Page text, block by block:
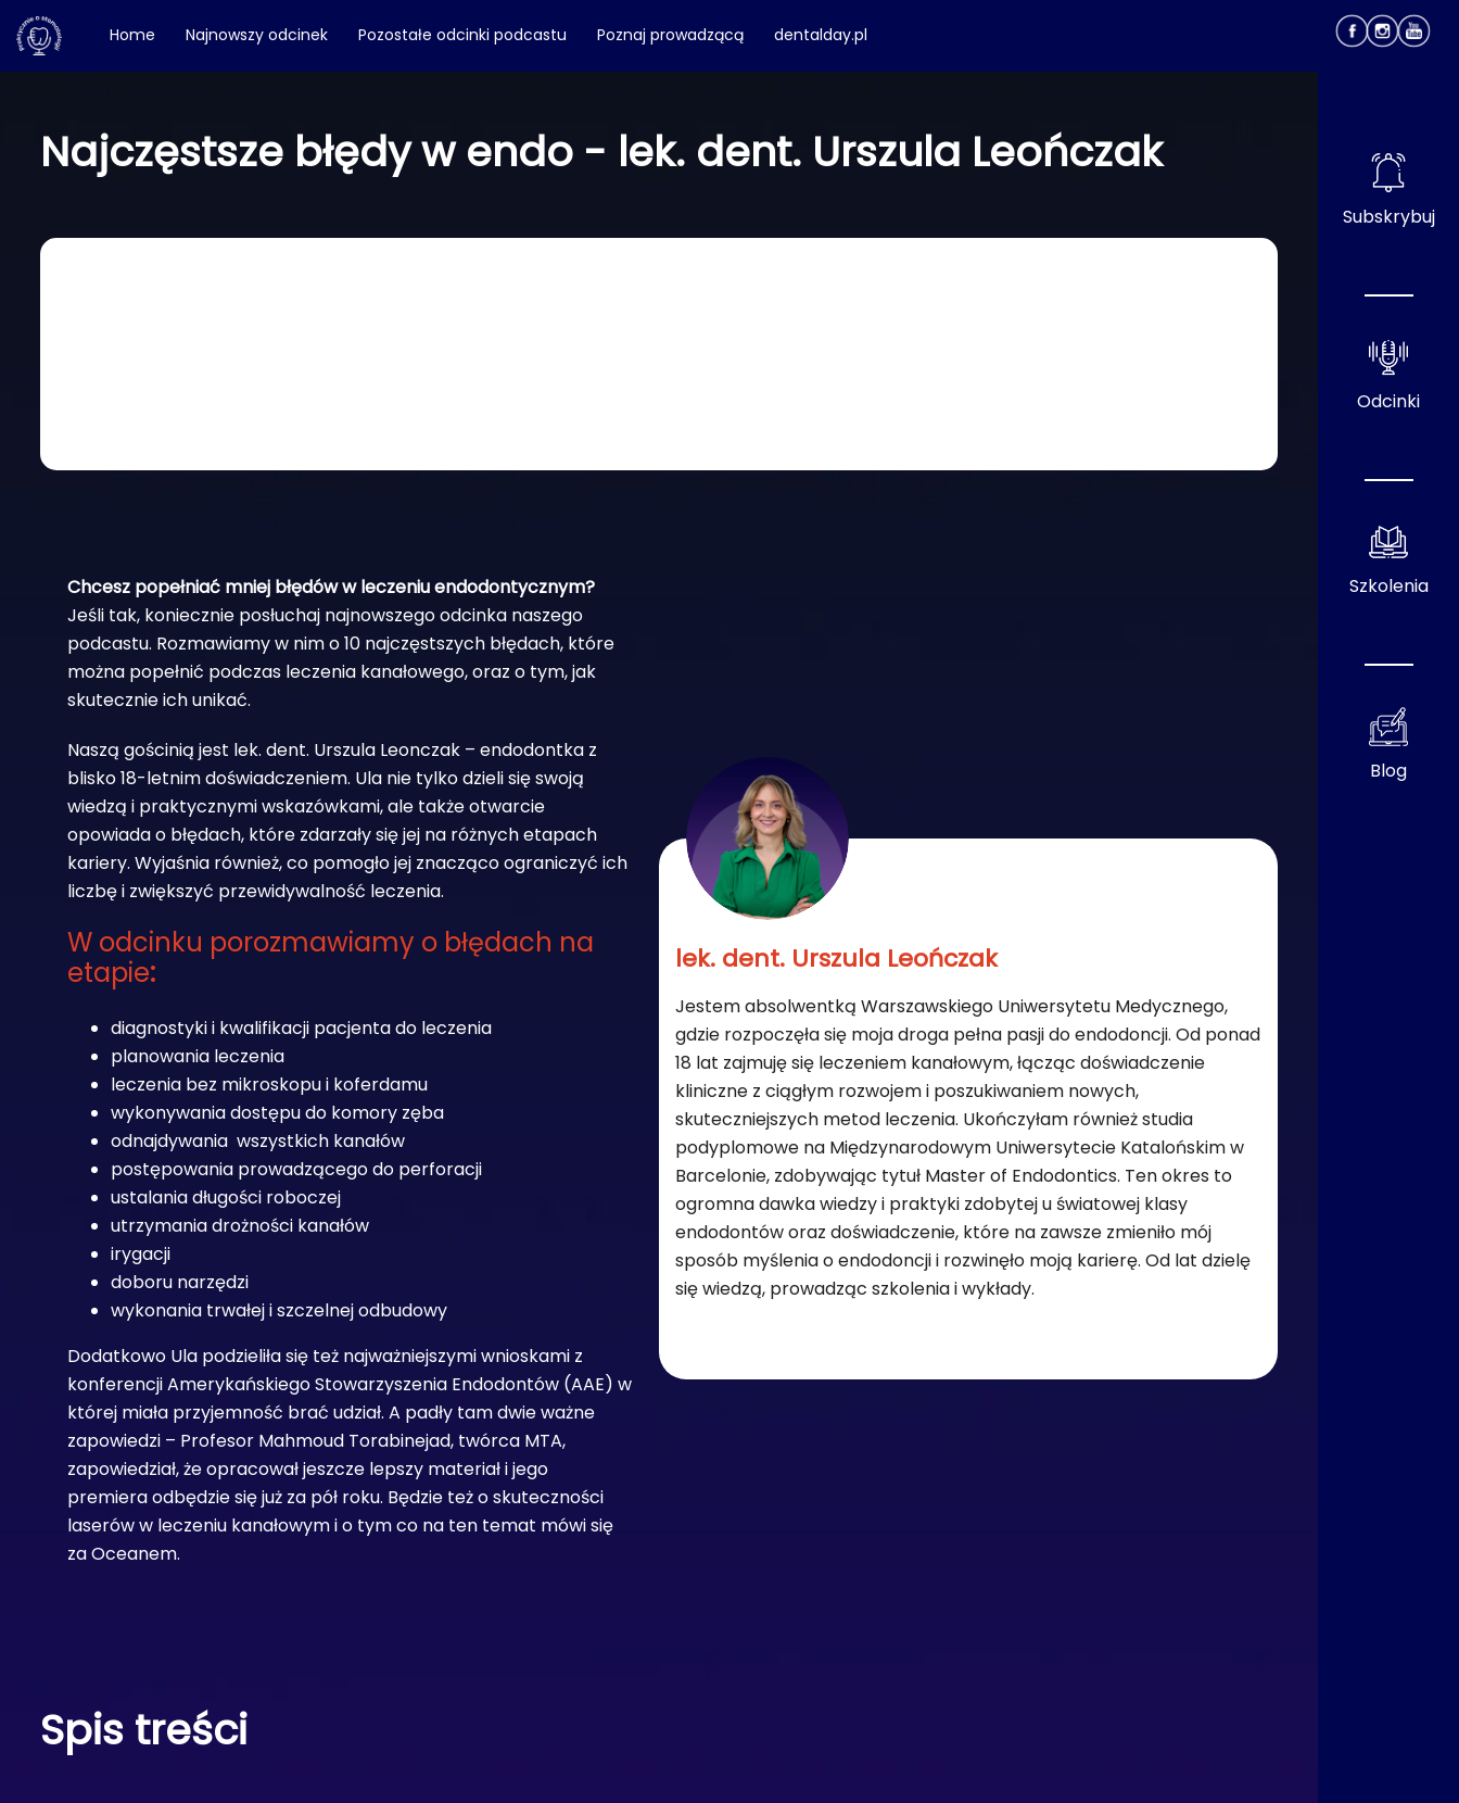
Home Najnowszy odcinek Pozostałe odcinki podcastu Poznaj prowadzącą dentalday.pl
Najczęstsze błędy w endo - lek. dent. Urszula Leończak
Chcesz popełniać mniej błędów w leczeniu endodontycznym?
Jeśli tak, koniecznie posłuchaj najnowszego odcinka naszego
podcastu. Rozmawiamy w nim o 10 najczęstszych błędach, które
można popełnić podczas leczenia kanałowego, oraz o tym, jak
skutecznie ich unikać.
Naszą gościnią jest lek. dent. Urszula Leonczak – endodontka z
blisko 18-letnim doświadczeniem. Ula nie tylko dzieli się swoją
wiedzą i praktycznymi wskazówkami, ale także otwarcie
opowiada o błędach, które zdarzały się jej na różnych etapach
kariery. Wyjaśnia również, co pomogło jej znacząco ograniczyć ich
liczbę i zwiększyć przewidywalność leczenia.
W odcinku porozmawiamy o błędach na
etapie:
diagnostyki i kwalifikacji pacjenta do leczenia
planowania leczenia
leczenia bez mikroskopu i koferdamu
wykonywania dostępu do komory zęba
odnajdywania wszystkich kanałów
postępowania prowadzącego do perforacji
ustalania długości roboczej
utrzymania drożności kanałów
irygacji
doboru narzędzi
wykonania trwałej i szczelnej odbudowy
Dodatkowo Ula podzieliła się też najważniejszymi wnioskami z
konferencji Amerykańskiego Stowarzyszenia Endodontów (AAE) w
której miała przyjemność brać udział. A padły tam dwie ważne
zapowiedzi – Profesor Mahmoud Torabinejad, twórca MTA,
zapowiedział, że opracował jeszcze lepszy materiał i jego
premiera odbędzie się już za pół roku. Będzie też o skuteczności
laserów w leczeniu kanałowym i o tym co na ten temat mówi się
za Oceanem.
lek. dent. Urszula Leończak
Jestem absolwentką Warszawskiego Uniwersytetu Medycznego,
gdzie rozpoczęła się moja droga pełna pasji do endodoncji. Od ponad
18 lat zajmuję się leczeniem kanałowym, łącząc doświadczenie
kliniczne z ciągłym rozwojem i poszukiwaniem nowych,
skuteczniejszych metod leczenia. Ukończyłam również studia
podyplomowe na Międzynarodowym Uniwersytecie Katalońskim w
Barcelonie, zdobywając tytuł Master of Endodontics. Ten okres to
ogromna dawka wiedzy i praktyki zdobytej u światowej klasy
endodontów oraz doświadczenie, które na zawsze zmieniło mój
sposób myślenia o endodoncji i rozwinęło moją karierę. Od lat dzielę
się wiedzą, prowadząc szkolenia i wykłady.
Spis treści
Subskrybuj
Odcinki
Szkolenia
Blog